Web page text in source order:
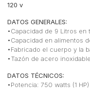
120 v
DATOS GENERALES:
•Capacidad de 9 Litros en
•Capacidad en alimentos
•Fabricado el cuerpo y la
•Tazón de acero
DATOS TÉCNICOS:
•Potencia: 750 watts (1 HP)